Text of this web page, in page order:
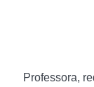
Professora,